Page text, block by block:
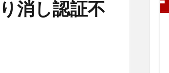
消し認証不